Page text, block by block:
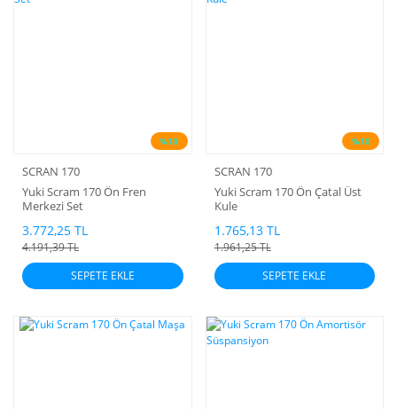
%10
SCRAN 170
Yuki Scram 170 Ön Fren
Merkezi Set
3.772,25 TL
4.191,39 TL
SEPETE EKLE
%10
SCRAN 170
Yuki Scram 170 Ön Çatal Üst
Kule
1.765,13 TL
1.961,25 TL
SEPETE EKLE